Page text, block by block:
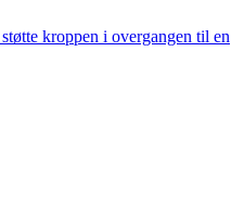
kroppen i overgangen til en